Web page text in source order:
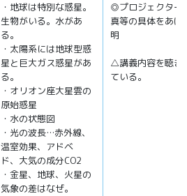
・地球は特別な惑星。
生物がいる。水があ
る。
・太陽系には地球型惑
星と巨大ガス惑星があ
る。
・オリオン座大星雲の
原始惑星
・水の状態図
・光の波長…赤外線、
温室効果、アドベ
ド、大気の成分CO2
・金星、地球、火星の
気象の差はなぜ。
◎プロジェクター
真等の具体をあげ
明
△講義内容を聴き
ている。